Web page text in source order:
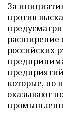
За
против
расширение
российских
которые, по
оказывают